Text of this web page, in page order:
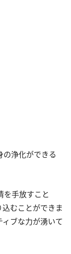
の浄化ができる
を手放すこと
むことができま
ブな力が湧いて